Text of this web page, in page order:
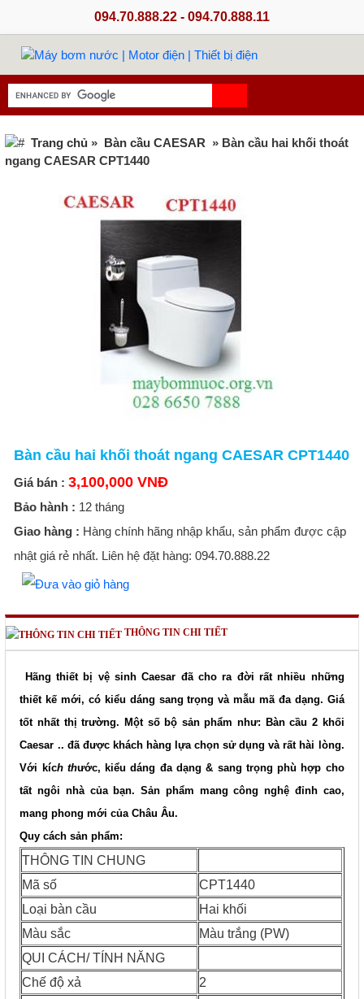
094.70.888.22 - 094.70.888.11
Trang chủ » Bàn cầu CAESAR » Bàn cầu hai khối thoát
ngang CAESAR CPT1440
Bàn cầu hai khối thoát ngang CAESAR CPT1440
Giá bán : 3,100,000 VNĐ
Bảo hành : 12 tháng
Giao hàng : Hàng chính hãng nhập khẩu, sản phẩm được cập
nhật giá rẻ nhất. Liên hệ đặt hàng: 094.70.888.22
THÔNG TIN CHI TIẾT
Hãng thiết bị vệ sinh Caesar đã cho ra đời rất nhiều những
thiết kế mới, có kiểu dáng sang trọng và mẫu mã đa dạng. Giá
tốt nhất thị trường. Một số bộ sản phẩm như: Bàn cầu 2 khối
Caesar .. đã được khách hàng lựa chọn sử dụng và rất hài lòng.
Với kích thước, kiểu dáng đa dạng & sang trọng phù hợp cho
tất ngôi nhà của bạn. Sản phẩm mang công nghệ đỉnh cao,
mang phong mới của Châu Âu.
Quy cách sản phẩm:
THÔNG TIN CHUNG
Mã số
CPT1440
Loại bàn cầu
Hai khối
Màu sắc
Màu trắng (PW)
QUI CÁCH/ TÍNH NĂNG
Chế độ xả
2